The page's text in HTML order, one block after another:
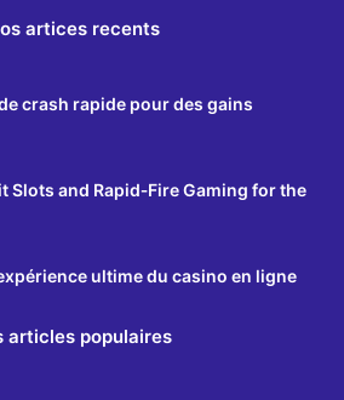
artices recents
crash rapide pour des gains
Slots and Rapid‑Fire Gaming for the
ultime du casino en ligne
articles populaires